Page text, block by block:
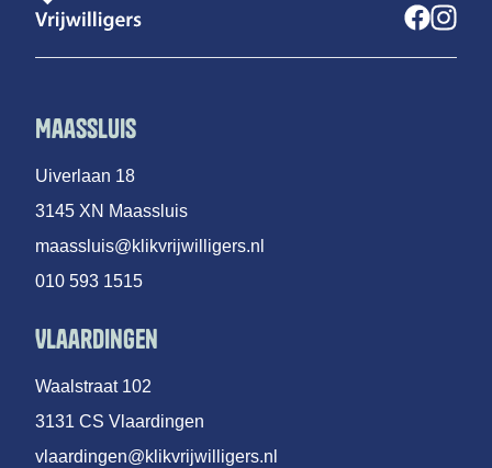
Maassluis
Uiverlaan 18
3145 XN Maassluis
maassluis@klikvrijwilligers.nl
010 593 1515
Vlaardingen
Waalstraat 102
3131 CS Vlaardingen
vlaardingen@klikvrijwilligers.nl